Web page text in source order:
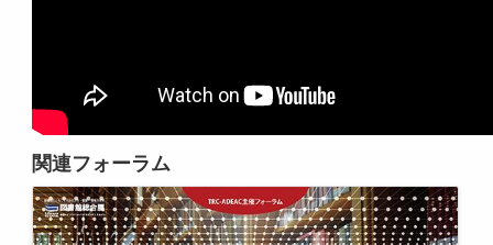
関連フォーラム